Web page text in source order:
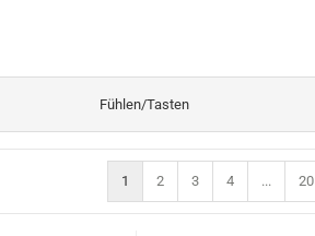
Fühlen/Tasten
1 2 3 4 ... 20